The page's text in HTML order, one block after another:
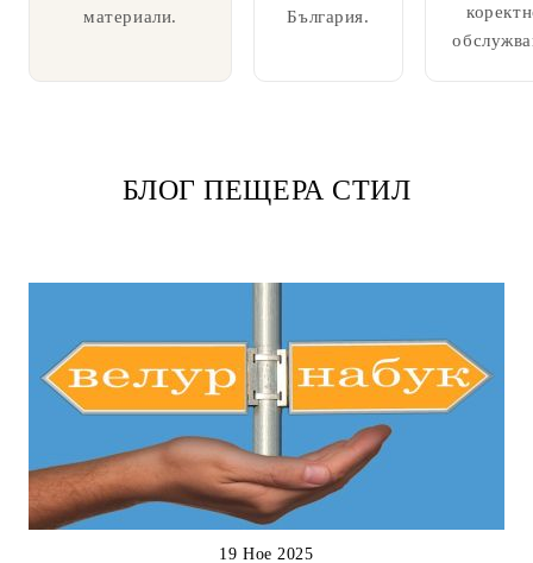
материали.
България.
БЛОГ ПЕЩЕРА СТИЛ
19 Ное 2025